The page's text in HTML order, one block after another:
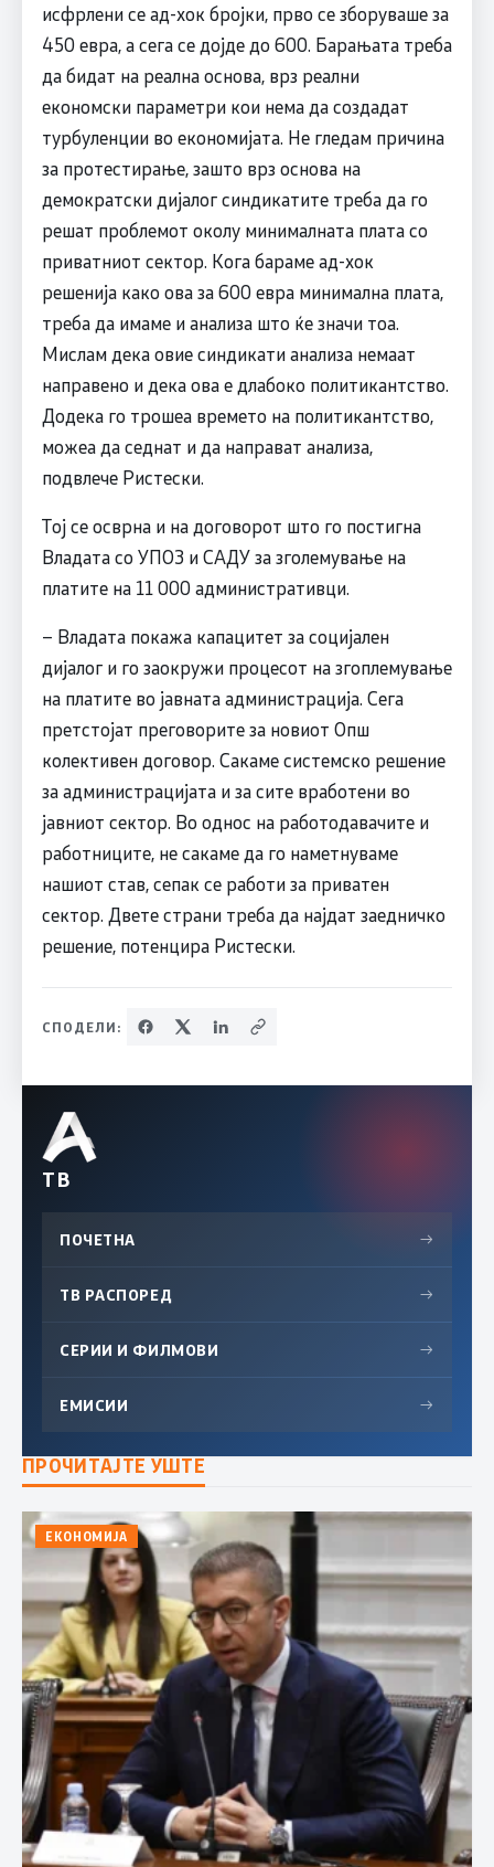
исфрлени се ад-хок бројки, прво се зборуваше за
450 евра, а сега се дојде до 600. Барањата треба
да бидат на реална основа, врз реални
економски параметри кои нема да создадат
турбуленции во економијата. Не гледам причина
за протестирање, зашто врз основа на
демократски дијалог синдикатите треба да го
решат проблемот околу минималната плата со
приватниот сектор. Кога бараме ад-хок
решенија како ова за 600 евра минимална плата,
треба да имаме и анализа што ќе значи тоа.
Мислам дека овие синдикати анализа немаат
направено и дека ова е длабоко политикантство.
Додека го трошеа времето на политикантство,
можеа да седнат и да направат анализа,
подвлече Ристески.
Тој се осврна и на договорот што го постигна
Владата со УПОЗ и САДУ за зголемување на
платите на 11 000 административци.
– Владата покажа капацитет за социјален
дијалог и го заокружи процесот на згоплемување
на платите во јавната администрација. Сега
претстојат преговорите за новиот Опш
колективен договор. Сакаме системско решение
за администрацијата и за сите вработени во
јавниот сектор. Во однос на работодавачите и
работниците, не сакаме да го наметнуваме
нашиот став, сепак се работи за приватен
сектор. Двете страни треба да најдат заедничко
решение, потенцира Ристески.
СПОДЕЛИ:
ТВ
ПОЧЕТНА →
ТВ РАСПОРЕД →
СЕРИИ И ФИЛМОВИ →
ЕМИСИИ →
ПРОЧИТАЈТЕ УШТЕ
ЕКОНОМИЈА